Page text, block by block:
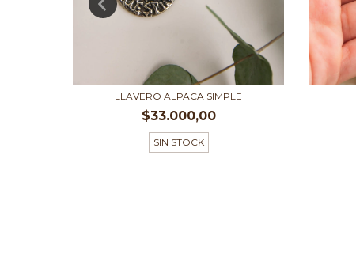
LLAVERO ALPACA SIMPLE
$33.000,00
SIN STOCK